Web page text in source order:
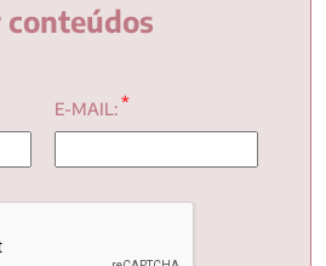
conteúdos
E-MAIL:*